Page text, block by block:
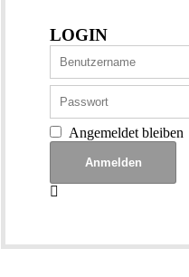
LOGIN
Angemeldet bleiben